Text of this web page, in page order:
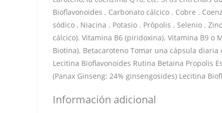
Bioflavonoides . Carbonato cálcico . Cobre .
sódico , Niacina . Potasio . Própolis . Selenio .
cálcico). Vitamina B6 (piridoxina). Vitamina B9 o
Biotina). Betacaroteno Tomar una cápsula
Lecitina Bioflavonoides Rutina Betaina Propolis
(Panax Ginseng: 24% ginsengosides) Lecitina
Información adicional